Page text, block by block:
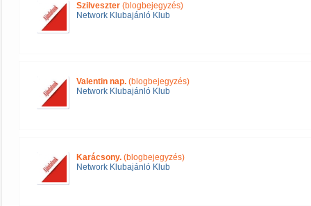
Szilveszter (blogbejegyzés)
Network Klubajánló Klub
Valentin nap. (blogbejegyzés)
Network Klubajánló Klub
Karácsony. (blogbejegyzés)
Network Klubajánló Klub